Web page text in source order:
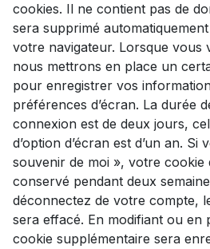
cookies. Il ne contient pas de
sera supprimé
votre navigateur. Lorsque vous
nous mettrons en place un
pour enregistrer vos
préférences d’écran. La durée
connexion est de deux jours,
d’option d’écran est d’un an. Si
souvenir de moi », votre cookie
conservé pendant deux
déconnectez de votre compte,
sera effacé. En modifiant ou en
cookie supplémentaire sera